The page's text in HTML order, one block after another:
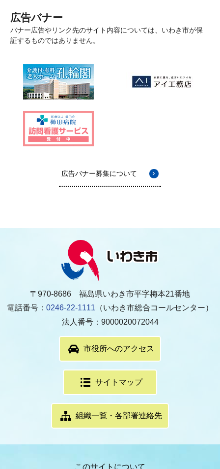
広告バナー
バナー広告やリンク先のサイト内容については、いわき市が保
証するものではありません。
広告バナー募集について
〒970-8686 福島県いわき市平字梅本21番地
電話番号： 0246-22-1111 （いわき市総合コールセンター）
法人番号：9000020072044
市役所へのアクセス
サイトマップ
組織一覧・各部署連絡先
このサイトについて